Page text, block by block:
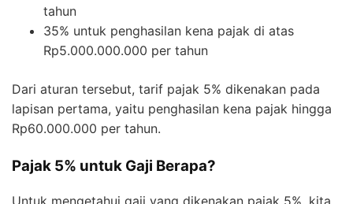
tahun
35% untuk penghasilan kena pajak di atas
Rp5.000.000.000 per tahun
Dari aturan tersebut, tarif pajak 5% dikenakan pada
lapisan pertama, yaitu penghasilan kena pajak hingga
Rp60.000.000 per tahun.
Pajak 5% untuk Gaji Berapa?